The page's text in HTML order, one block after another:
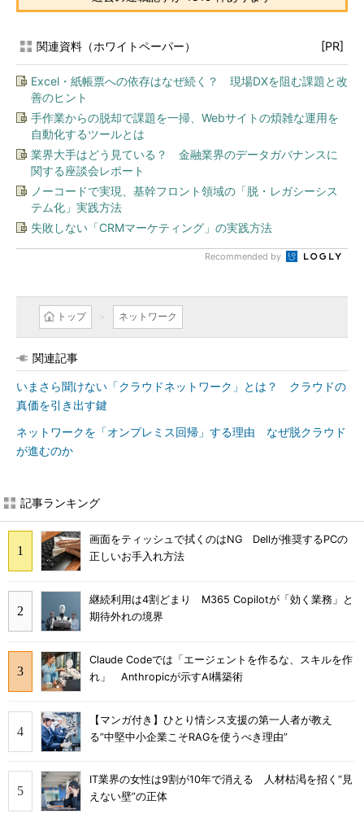
関連資料（ホワイトペーパー） [PR]
Excel・紙帳票への依存はなぜ続く？ 現場DXを阻む課題と改
善のヒント
手作業からの脱却で課題を一掃、Webサイトの煩雑な運用を
自動化するツールとは
業界大手はどう見ている？ 金融業界のデータガバナンスに
関する座談会レポート
ノーコードで実現、基幹フロント領域の「脱・レガシーシス
テム化」実践方法
失敗しない「CRMマーケティング」の実践方法
Recommended by
トップ ネットワーク
関連記事
いまさら聞けない「クラウドネットワーク」とは？ クラウドの
真価を引き出す鍵
ネットワークを「オンプレミス回帰」する理由 なぜ脱クラウド
が進むのか
記事ランキング
画面をティッシュで拭くのはNG Dellが推奨するPCの
正しいお手入れ方法
継続利用は4割どまり M365 Copilotが「効く業務」と
期待外れの境界
Claude Codeでは「エージェントを作るな、スキルを作
れ」 Anthropicが示すAI構築術
【マンガ付き】ひとり情シス支援の第一人者が教え
る”中堅中小企業こそRAGを使うべき理由”
IT業界の女性は9割が10年で消える 人材枯渇を招く“見
えない壁”の正体